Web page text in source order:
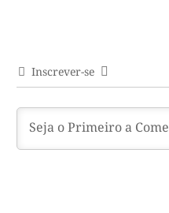
Inscrever-se